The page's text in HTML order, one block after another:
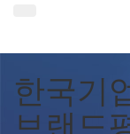
한국기
브랜드